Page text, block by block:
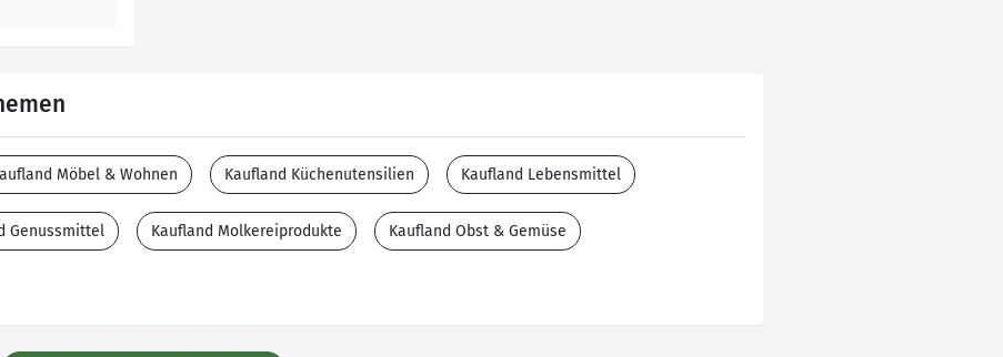
Möbel & Wohnen Kaufland Küchenutensilien Kaufland Lebensmittel
Genussmittel Kaufland Molkereiprodukte Kaufland Obst & Gemüse